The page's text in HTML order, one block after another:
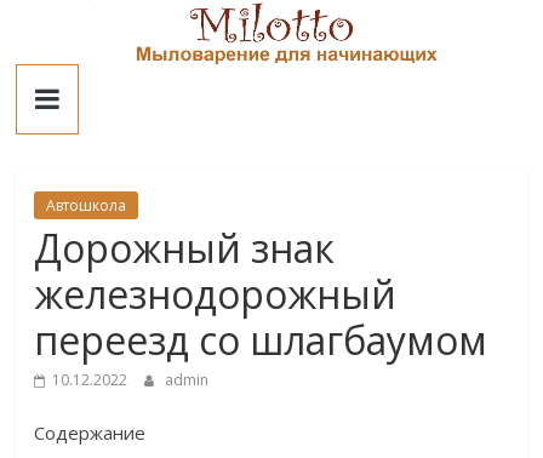
contentМилотто
Автошкола
Дорожный знак
железнодорожный
переезд со шлагбаумом
10.12.2022 admin
Содержание